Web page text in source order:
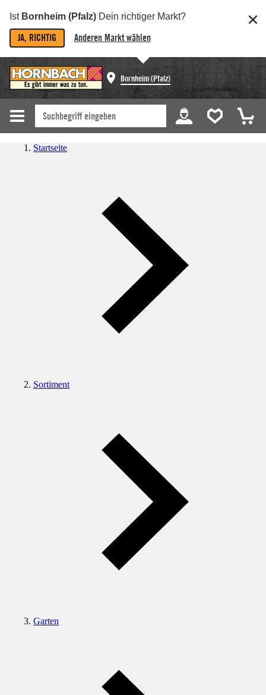
Ist Bornheim (Pfalz) Dein richtiger Markt?
JA, RICHTIG Anderen Markt wählen
Bornheim (Pfalz)
Startseite
Sortiment
Garten